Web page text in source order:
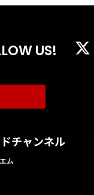
US!
チャンネル
ム